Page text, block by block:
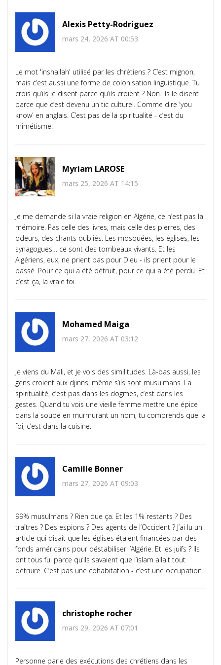
Alexis Petty-Rodriguez
mars 24, 2026 AT 00:53
Le mot 'inshallah' utilisé par les chrétiens ? C’est mignon,
mais c’est aussi une forme de colonisation linguistique. Tu
crois qu’ils le disent parce qu’ils croient ? Non. Ils le disent
parce que c’est devenu un tic culturel. Comme dire 'you
know' en anglais. C’est pas de la spiritualité - c’est du
mimétisme.
Myriam LAROSE
mars 25, 2026 AT 14:15
Je me demande si la vraie religion en Algérie, ce n’est pas la
mémoire. Pas celle des livres, mais celle des pierres, des
odeurs, des chants oubliés. Les mosquées, les églises, les
synagogues… ce sont des tombeaux vivants. Et les
Algériens, eux, ne prient pas pour Dieu - ils prient pour le
passé. Pour ce qui a été détruit, pour ce qui a été perdu. Et
c’est ça, la vraie foi.
Mohamed Maiga
mars 27, 2026 AT 03:12
Je viens du Mali, et je vois des similitudes. Là-bas aussi, les
gens croient aux djinns, même s’ils sont musulmans. La
spiritualité, c’est pas dans les dogmes, c’est dans les
gestes. Quand tu vois une vieille femme mettre une épice
dans la soupe en murmurant un nom, tu comprends que la
foi, c’est dans la cuisine.
Camille Bonner
mars 27, 2026 AT 09:03
99% musulmans ? Rien que ça. Et les 1% restants ? Des
traîtres ? Des espions ? Des agents de l’Occident ? J’ai lu un
article qui disait que les églises étaient financées par des
fonds américains pour déstabiliser l’Algérie. Et les juifs ? Ils
ont tous fui parce qu’ils savaient que l’islam allait tout
détruire. C’est pas une cohabitation - c’est une occupation.
christophe rocher
mars 29, 2026 AT 07:01
Personne parle des exécutions des chrétiens dans les